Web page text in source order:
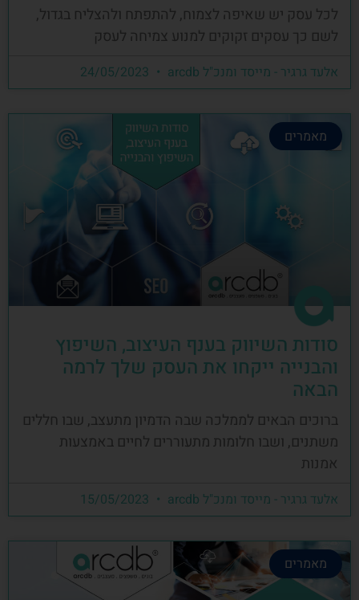
לכל עסק יש שאיפה לצמוח, להתפתח ולהצליח בגדול,
לשם כך עסקים זקוקים למנוע צמיחה לעסק
אלעד גרגיר - מייסד ומנכ"ל arcdb
מאמרים
סודות השיווק בענף העיצוב, השיפוץ
והבנייה ייקחו את העסק שלך לרמה
הבאה
ברוכים הבאים לממלכה שבה הדמיון מתעצב, שבו חללים
משתנים, ושבו חלומות מתעוררים לחיים באמצעות
אמנות
אלעד גרגיר - מייסד ומנכ"ל arcdb
מאמרים